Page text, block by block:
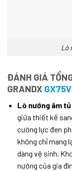
Lò
ĐÁNH GIÁ
GRANDX
Lò nướng âm tủ
giữa thiết kế
cường lực đen
không chỉ mang
dàng vệ sinh.
nướng của gia